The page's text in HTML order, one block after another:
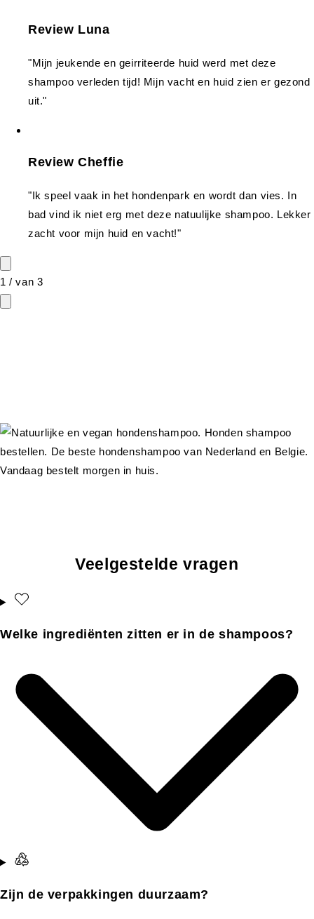
Review Luna
"Mijn jeukende en geirriteerde huid werd met deze
shampoo verleden tijd! Mijn vacht en huid zien er gezond
uit."
Review Cheffie
"Ik speel vaak in het hondenpark en wordt dan vies. In
bad vind ik niet erg met deze natuulijke shampoo. Lekker
zacht voor mijn huid en vacht!"
1 /van 3
Veelgestelde vragen
Welke ingrediënten zitten er in de shampoos?
Zijn de verpakkingen duurzaam?